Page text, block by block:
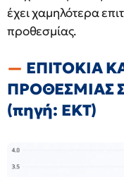
έχει χαμηλότερα
προθεσμίας.
ΕΠΙΤΟΚΙΑ
ΠΡΟΘΕΣΜΙΑΣ
(πηγή: ΕΚΤ)